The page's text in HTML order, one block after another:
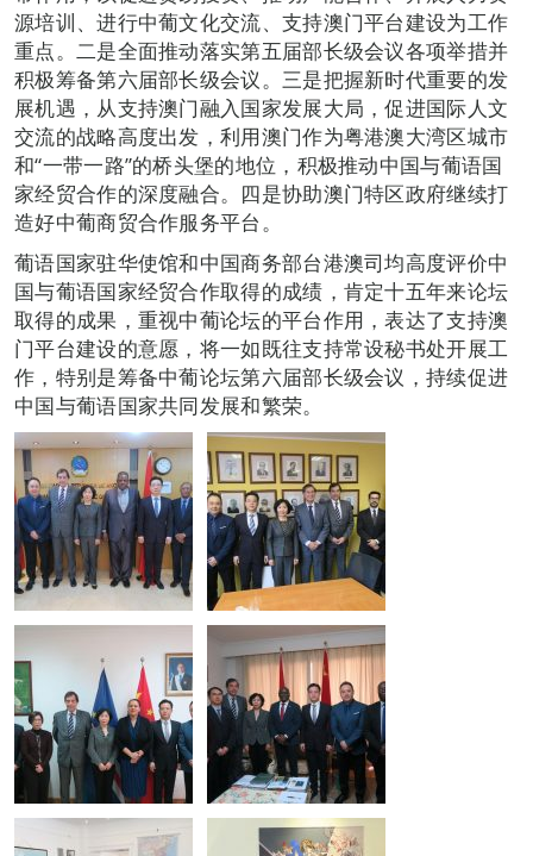
源培训、进行中葡文化交流、支持澳门平台建设为工作
重点。二是全面推动落实第五届部长级会议各项举措并
积极筹备第六届部长级会议。三是把握新时代重要的发
展机遇，从支持澳门融入国家发展大局，促进国际人文
交流的战略高度出发，利用澳门作为粤港澳大湾区城市
和“一带一路”的桥头堡的地位，积极推动中国与葡语国
家经贸合作的深度融合。四是协助澳门特区政府继续打
造好中葡商贸合作服务平台。
葡语国家驻华使馆和中国商务部台港澳司均高度评价中
国与葡语国家经贸合作取得的成绩，肯定十五年来论坛
取得的成果，重视中葡论坛的平台作用，表达了支持澳
门平台建设的意愿，将一如既往支持常设秘书处开展工
作，特别是筹备中葡论坛第六届部长级会议，持续促进
中国与葡语国家共同发展和繁荣。